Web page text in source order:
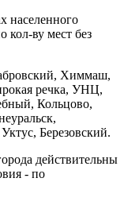
населенного
кол-ву мест без
Химмаш,
речка, УНЦ,
Кольцово,
Березовский.
действительны
- по